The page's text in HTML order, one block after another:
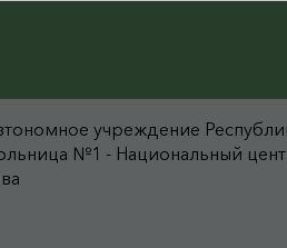
учреждение
№1 - Национальный